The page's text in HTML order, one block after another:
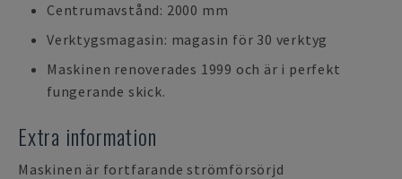
Centrumavstånd: 2000 mm
Verktygsmagasin: magasin för 30 verktyg
Maskinen renoverades 1999 och är i perfekt
fungerande skick.
Extra information
Maskinen är fortfarande strömförsörjd